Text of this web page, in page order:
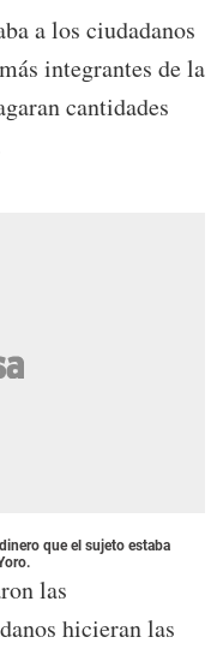
a los ciudadanos
integrantes de la
cantidades
que el sujeto estaba
las
hicieran las